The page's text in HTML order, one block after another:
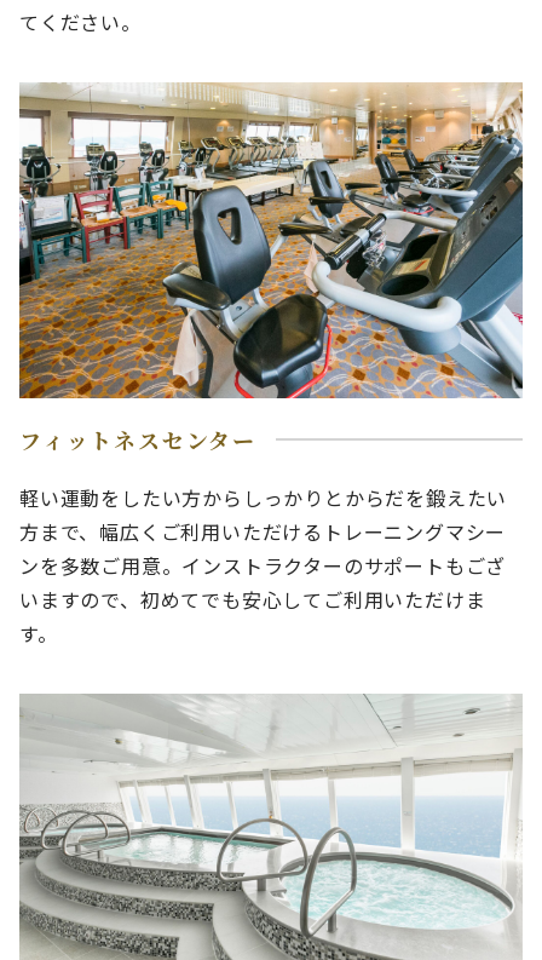
てください。
フィットネスセンター
軽い運動をしたい方からしっかりとからだを鍛えたい
方まで、幅広くご利用いただけるトレーニングマシー
ンを多数ご用意。インストラクターのサポートもござ
いますので、初めてでも安心してご利用いただけま
す。